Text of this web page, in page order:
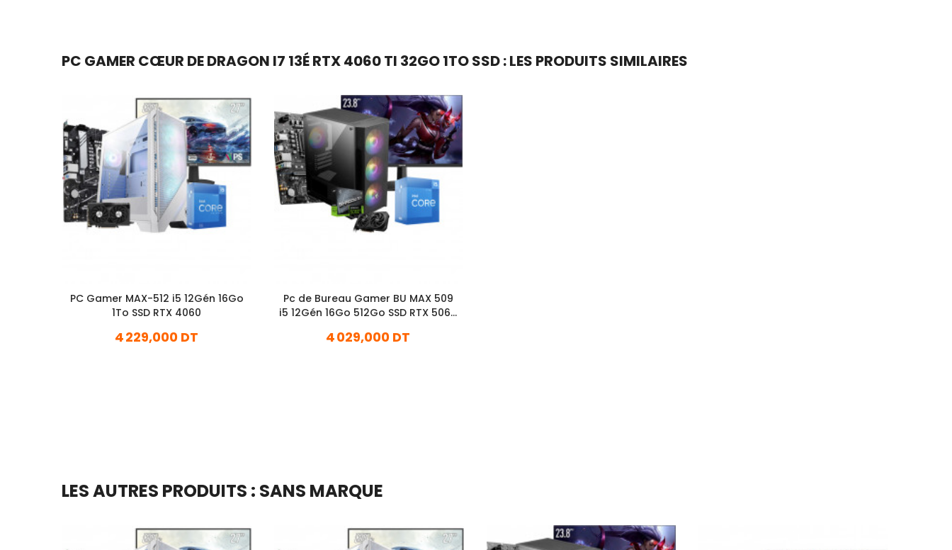
PC GAMER CŒUR DE DRAGON I7 13É RTX 4060 TI 32GO 1TO SSD : LES PRODUITS SIMILAIRES
PC Gamer MAX-512 i5 12Gén 16Go
1To SSD RTX 4060
4 229,000 DT
Pc de Bureau Gamer BU MAX 509
i5 12Gén 16Go 512Go SSD RTX 5060
4 029,000 DT
LES AUTRES PRODUITS : SANS MARQUE